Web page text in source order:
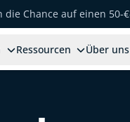
Chance auf einen 50-
Ressourcen Über uns